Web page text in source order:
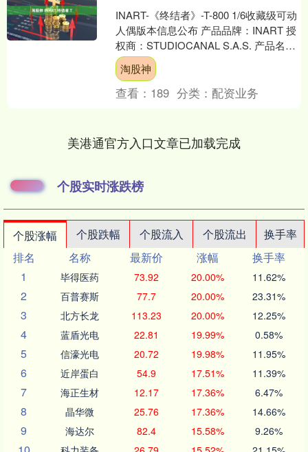
INART-《终结者》-T-800 1/6收藏级可动
人偶版本信息公布 产品品牌：INART 授
权商：STUDIOCANAL S.A.S. 产品名
称：INART-....
淘股神
查看： 189 分类： 配资业务
美港通官方入口文章已加载完成
个股实时涨跌榜
个股涨幅 个股跌幅 个股流入 个股流出
换手率
排名
名称 最新价 涨幅
换手率
1
毕得医药 73.92 20.00% 11.62%
2 百普赛斯 77.7 20.00% 23.31%
3 北方长龙 113.23 20.00% 12.25%
4 蓝盾光电 22.81 19.99% 0.58%
5 信濠光电 20.72 19.98% 11.95%
6 近岸蛋白 54.9 17.51% 11.39%
7 海正生材 12.17 17.36% 6.47%
8 晶华微 25.76 17.36% 14.66%
9 海达尔 82.4 15.58% 9.26%